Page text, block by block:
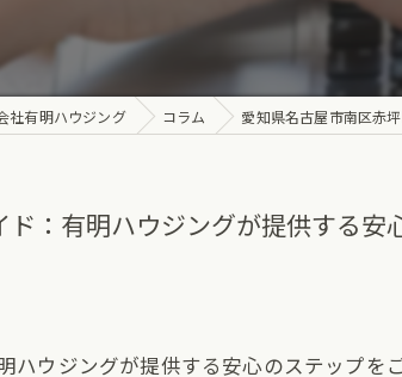
社有明ハウジング コラム 愛知県名古屋市南区赤
：有明ハウジングが提供する安
ウジングが提供する安心のステップを